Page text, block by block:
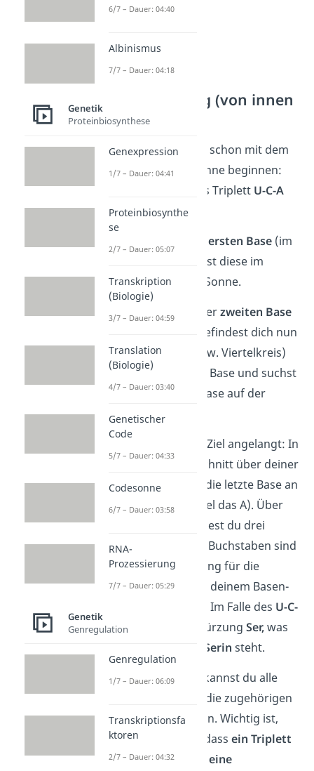
3. Leserichtung (von innen
nach außen)
Jetzt kannst du auch schon mit dem
Ablesen der Codesonne beginnen:
Wir nehmen hier das Triplett U-C-A
als Beispiel.
Du beginnst mit derersten Base (im
Beispiel U) und suchst diese im
innerstenKreis der Sonne.
Weiter geht es mit derzweiten Base
(im Beispiel C). Du befindest dich nun
imzweitenKreis (bzw. Viertelkreis)
über der vorherigen Base und suchst
nach der richtigen Base auf der
zweiten Position.
Jetzt bist du fast am Ziel angelangt: In
dem äußersten Abschnitt über deiner
Base suchst du nun die letzte Base an
Position 3 (im Beispiel das A). Über
der letzten Base findest du drei
Buchstaben vor. Die Buchstaben sind
jeweils eine Abkürzung für die
Aminosäure, die von deinem Basen-
Triplett codiert wird. Im Falle des U-C-
Asteht dort die Abkürzung Ser,was
Serin steht.
Mit der Codesonne kannst du alle
Basen-Tripletts und die zugehörigen
Aminosäuren ablesen. Wichtig ist,
dass du dir merkst, dassein Triplett
immer eindeutig
für eine
6/7 – Dauer: 04:40
Albinismus
7/7 – Dauer: 04:18
Genetik
Proteinbiosynthese
Genexpression
1/7 – Dauer: 04:41
Proteinbiosynthe
se
2/7 – Dauer: 05:07
Transkription
(Biologie)
3/7 – Dauer: 04:59
Translation
(Biologie)
4/7 – Dauer: 03:40
Genetischer
Code
5/7 – Dauer: 04:33
Codesonne
6/7 – Dauer: 03:58
RNA-
Prozessierung
7/7 – Dauer: 05:29
Genetik
Genregulation
Genregulation
1/7 – Dauer: 06:09
Transkriptionsfa
ktoren
2/7 – Dauer: 04:32